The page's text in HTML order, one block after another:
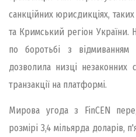
санкційних юрисдикціях, таких
та Кримський регіон України.
по боротьбі з
дозволила низці незаконних
транзакції на платформі.
Мирова угода з FinCEN
розмірі 3,4 мільярда доларів,